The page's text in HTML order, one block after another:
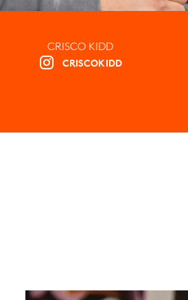
CRISCO KIDD
CRISCOKIDD